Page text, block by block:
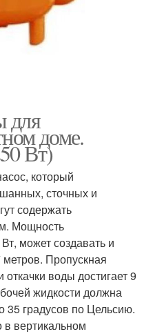
для
доме.
Вт)
который
сточных и
содержать
Мощность
может создавать и
Пропускная
воды достигает 9
жидкости должна
35 градусов по Цельсию.
в вертикальном